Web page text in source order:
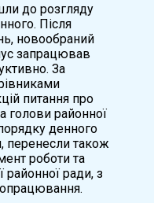
до розгляду
Після
новообраний
запрацював
За
питання про
голови районної
денного
перенесли також
роботи та
районної ради, з